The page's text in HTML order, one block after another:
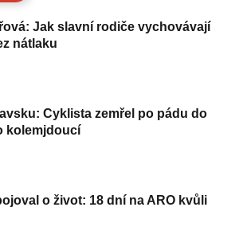
Jak slavní rodiče vychovávají
nátlaku
Cyklista zemřel po pádu do
kolemjdoucí
o život: 18 dní na ARO kvůli